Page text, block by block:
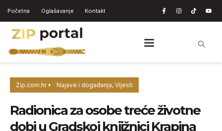
Početna Oglašavanje Kontakt
Zip.com.hr Najave i događanja, Vijesti
Radionica za osobe treće životne
dobi u Gradskoj knjižnici Krapina